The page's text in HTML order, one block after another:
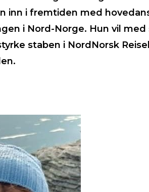
inn i fremtiden med
i Nord-Norge. Hun vil med
staben i NordNorsk